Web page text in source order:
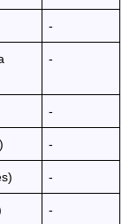
-
-
-
-
-
-